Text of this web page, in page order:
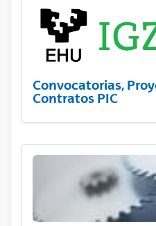
Convocatorias,
Contratos PIC